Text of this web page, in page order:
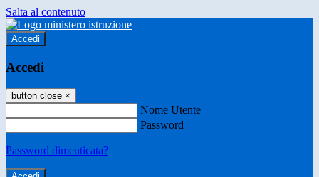
Salta al contenuto
Accedi
Accedi
button close ×
Nome Utente
Password
Password dimenticata?